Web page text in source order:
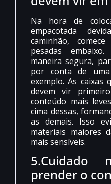
Na hora de
empacotada
caminhão,
pesadas
maneira segura,
por conta de
exemplo. As caixas
devem vir
conteúdo mais
cima dessas,
as demais. Isso
materiais maiores
mais sensíveis.
prender o